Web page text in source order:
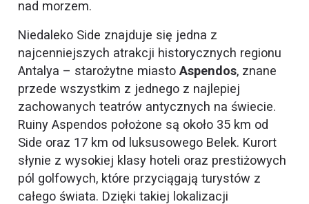
nad morzem.
Niedaleko Side znajduje się jedna z
najcenniejszych atrakcji historycznych regionu
Antalya – starożytne miastoAspendos, znane
przede wszystkim z jednego z najlepiej
zachowanych teatrów antycznych na świecie.
Ruiny Aspendos położone są około 35 km od
Side oraz 17 km od luksusowego Belek. Kurort
słynie z wysokiej klasy hoteli oraz prestiżowych
pól golfowych, które przyciągają turystów z
całego świata. Dzięki takiej lokalizacji